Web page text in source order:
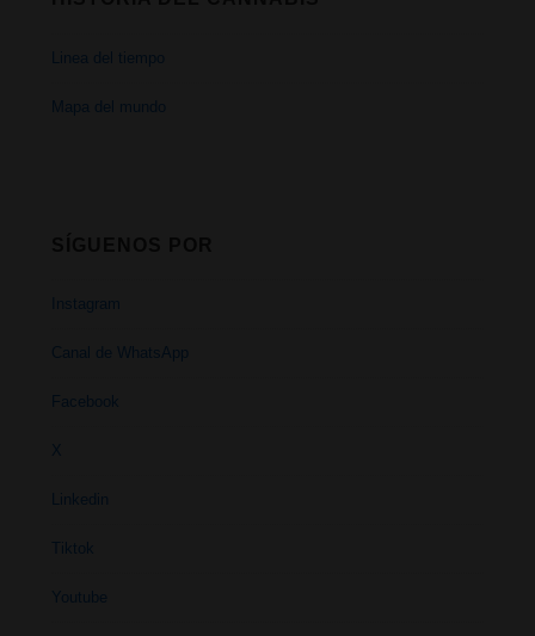
Linea del tiempo
Mapa del mundo
Instagram
Canal de WhatsApp
Facebook
X
Linkedin
Tiktok
Youtube